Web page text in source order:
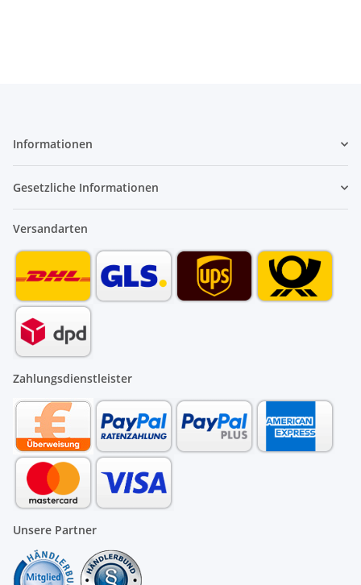
Informationen
Gesetzliche Informationen
Versandarten
Zahlungsdienstleister
Unsere Partner